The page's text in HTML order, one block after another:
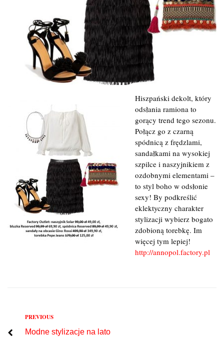
Hiszpański dekolt, który
odsłania ramiona to
gorący trend tego sezonu.
Połącz go z czarną
spódnicą z frędzlami,
sandałkami na wysokiej
szpilce i naszyjnikiem z
ozdobnymi elementami –
to styl boho w odsłonie
sexy! By podkreślić
eklektyczny charakter
stylizacji wybierz bogato
zdobioną torebkę. Im
więcej tym lepiej!
http://annopol.factory.pl
Nawigacja
wpisu
Previous
PREVIOUS
Modne stylizacje na lato